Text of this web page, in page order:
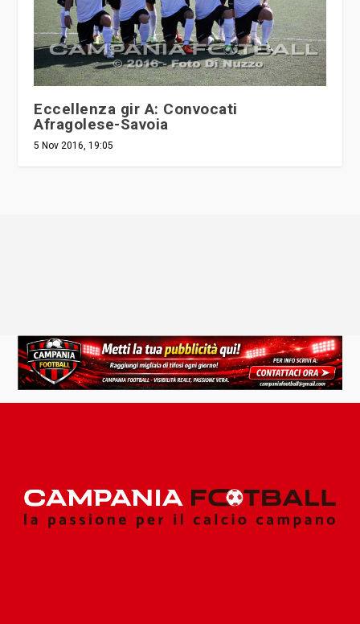
Eccellenza gir A: Convocati
Afragolese-Savoia
5 Nov 2016, 19:05